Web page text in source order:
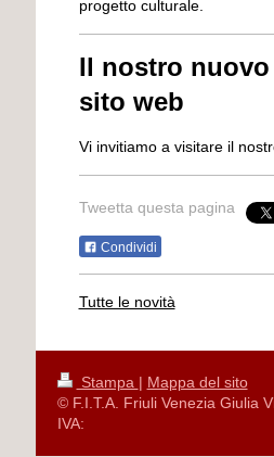
progetto culturale.
Il nostro nuovo
sito web
Vi invitiamo a visitare il
Tweetta questa pagina
Condividi
Tutte le novità
Stampa | Mappa del sito
© F.I.T.A. Friuli Venezia Giulia
IVA: